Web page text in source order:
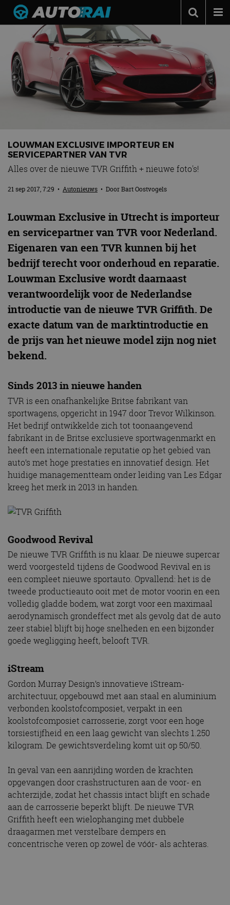
Autonieuws
Podcast
Autotests
Automerken
Adverteren
MotorRAI.nl
LOUWMAN EXCLUSIVE IMPORTEUR EN
SERVICEPARTNER VAN TVR
Alles over de nieuwe TVR Griffith + nieuwe foto's!
21 sep 2017, 7:29 • Autonieuws • DoorBart Oostvogels
Louwman Exclusive in Utrecht is importeur
en servicepartner van TVR voor Nederland.
Eigenaren van een TVR kunnen bij het
bedrijf terecht voor onderhoud en reparatie.
Louwman Exclusive wordt daarnaast
verantwoordelijk voor de Nederlandse
introductie van de nieuwe TVR Griffith. De
exacte datum van de marktintroductie en
de prijs van het nieuwe model zijn nog niet
bekend.
Sinds 2013 in nieuwe handen
TVR is een onafhankelijke Britse fabrikant van
sportwagens, opgericht in 1947 door Trevor Wilkinson.
Het bedrijf ontwikkelde zich tot toonaangevend
fabrikant in de Britse exclusieve sportwagenmarkt en
heeft een internationale reputatie op het gebied van
auto’s met hoge prestaties en innovatief design. Het
huidige managementteam onder leiding van Les Edgar
kreeg het merk in 2013 in handen.
Goodwood Revival
De nieuwe TVR Griffith is nu klaar. De nieuwe supercar
werd voorgesteld tijdens de Goodwood Revival en is
een compleet nieuwe sportauto. Opvallend: het is de
tweede productieauto ooit met de motor voorin en een
volledig gladde bodem, wat zorgt voor een maximaal
aerodynamisch grondeffect met als gevolg dat de auto
zeer stabiel blijft bij hoge snelheden en een bijzonder
goede wegligging heeft, belooft TVR.
iStream
Gordon Murray Design’s innovatieve iStream-
architectuur, opgebouwd met aan staal en aluminium
verbonden koolstofcomposiet, verpakt in een
koolstofcomposiet carrosserie, zorgt voor een hoge
torsiestijfheid en een laag gewicht van slechts 1.250
kilogram. De gewichtsverdeling komt uit op 50/50.
In geval van een aanrijding worden de krachten
opgevangen door crashstructuren aan de voor- en
achterzijde, zodat het chassis intact blijft en schade
aan de carrosserie beperkt blijft. De nieuwe TVR
Griffith heeft een wielophanging met dubbele
draagarmen met verstelbare dempers en
concentrische veren op zowel de vóór- als achteras.